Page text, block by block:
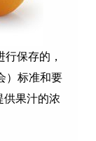
保存的，
）标准和要
供果汁的浓